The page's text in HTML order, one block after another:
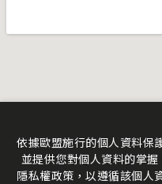
依據歐盟施行的個人資料保
並提供您對個人資料的掌
隱私權政策，以遵循該個人